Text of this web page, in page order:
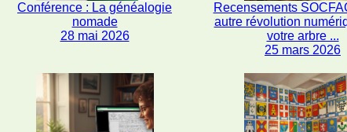
Conférence : La généalogie
nomade
28 mai 2026
Recensements
autre révolution
votre arbre ...
25 mars 2026